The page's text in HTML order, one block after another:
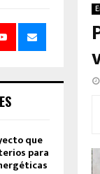
que
para